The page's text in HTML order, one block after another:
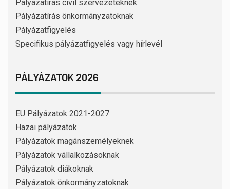
Pályázatírás civil szervezeteknek
Pályázatírás önkormányzatoknak
Pályázatfigyelés
Specifikus pályázatfigyelés vagy hírlevél
PÁLYÁZATOK 2026
EU Pályázatok 2021-2027
Hazai pályázatok
Pályázatok magánszemélyeknek
Pályázatok vállalkozásoknak
Pályázatok diákoknak
Pályázatok önkormányzatoknak